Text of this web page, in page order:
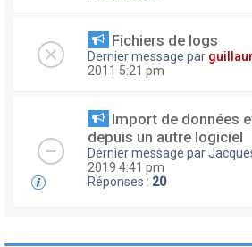
Fichiers de logs
Dernier message par
2011 5:21 pm
Import de données
depuis un autre logiciel
Dernier message par
2019 4:41 pm
Réponses : 20